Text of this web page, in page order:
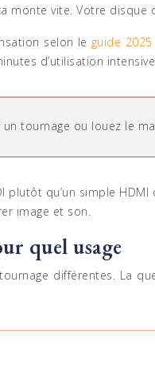
vite. Votre disque
selon le guide 2025
d’utilisation
tournage ou louez le
qu’un simple
image et son.
quel usage
différentes. La